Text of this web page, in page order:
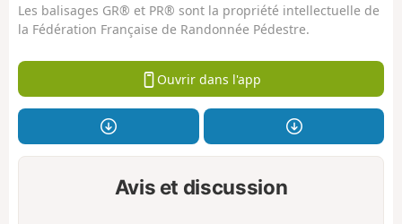
Les balisages GR® et PR® sont la propriété intellectuelle de
la Fédération Française de Randonnée Pédestre.
Ouvrir dans l'app
Avis et discussion